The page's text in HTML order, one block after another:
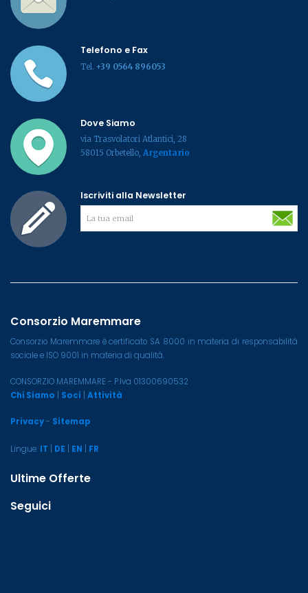
Telefono e Fax
Tel. +39 0564 896053
Dove Siamo
via Trasvolatori Atlantici, 28
58015 Orbetello, Argentario
Iscriviti alla Newsletter
Consorzio Maremmare
Consorzio Maremmare è certificato SA 8000 in materia di responsabilità
sociale e ISO 9001 in materia di qualità.
CONSORZIO MAREMMARE - P.Iva 01300690532
Chi Siamo
Soci Attività
Privacy- Sitemap
Lingue: IT DE EN FR
Ultime Offerte
Seguici